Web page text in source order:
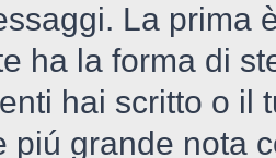
La prima
ha la forma di
hai scritto o il
piú grande nota